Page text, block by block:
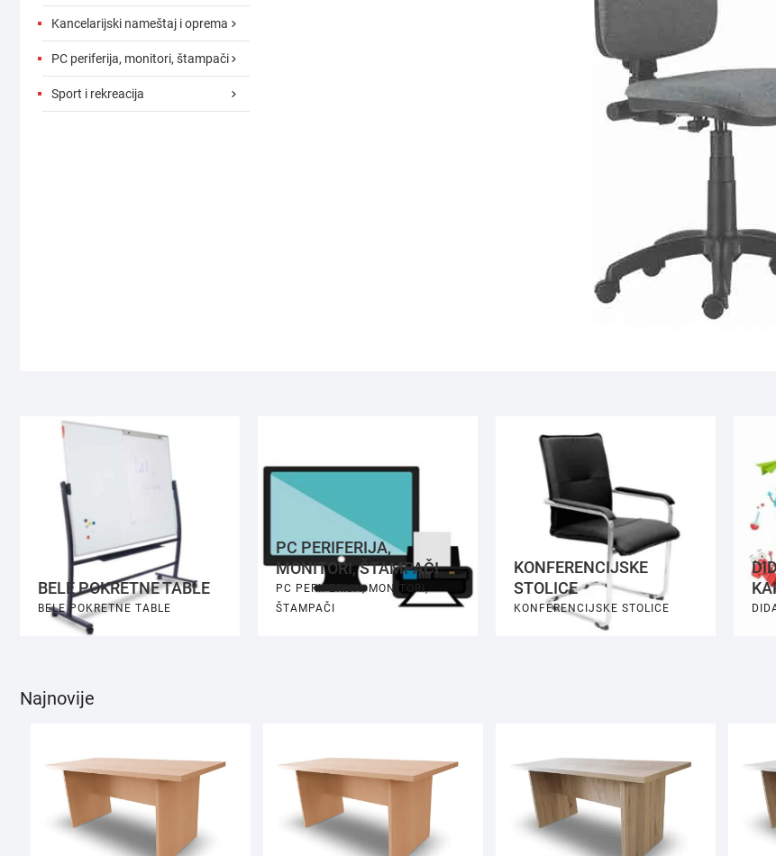
Kancelarijski nameštaj i oprema
PC periferija, monitori, štampači
Sport i rekreacija
BELE POKRETNE TABLE
BELE POKRETNE TABLE
PC PERIFERIJA,
MONITORI, ŠTAMPAČI
PC PERIFERIJA, MONITORI,
ŠTAMPAČI
KONFERENCIJSKE
STOLICE
KONFERENCIJSKE STOLICE
Najnovije